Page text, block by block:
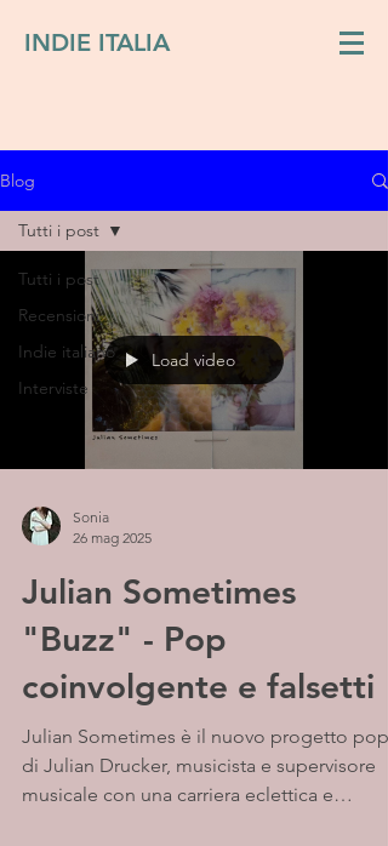
INDIE ITALIA
Blog
Tutti i post
Recensioni
Indie italiano
Interviste
Tutti i post
Load video
Sonia
26 mag 2025
Julian Sometimes
"Buzz" - Pop
coinvolgente e falsetti
Julian Sometimes è il nuovo progetto pop
di Julian Drucker, musicista e supervisore
musicale con una carriera eclettica e